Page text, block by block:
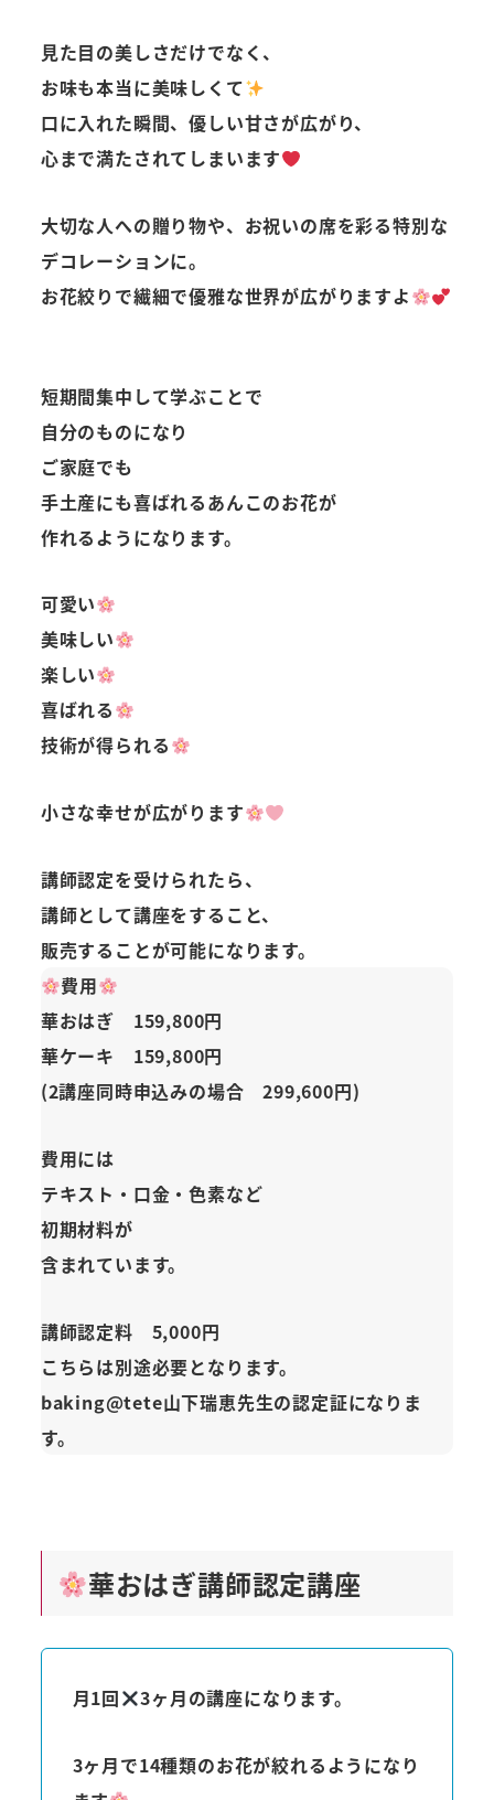
見た目の美しさだけでなく、
お味も本当に美味しくて
口に入れた瞬間、優しい甘さが広がり、
心まで満たされてしまいます
大切な人への贈り物や、お祝いの席を彩る特別な
デコレーションに。
お花絞りで繊細で優雅な世界が広がりますよ
短期間集中して学ぶことで
自分のものになり
ご家庭でも
手土産にも喜ばれるあんこのお花が
作れるようになります。
可愛い
美味しい
楽しい
喜ばれる
技術が得られる
小さな幸せが広がります
講師認定を受けられたら、
講師として講座をすること、
販売することが可能になります。
費用
華おはぎ 159,800円
華ケーキ 159,800円
(2講座同時申込みの場合 299,600円)
費用には
テキスト・口金・色素など
初期材料が
含まれています。
講師認定料 5,000円
こちらは別途必要となります。
baking@tete山下瑞恵先生の認定証になりま
す。
華おはぎ講師認定講座
月1回 3ヶ月の講座になります。
3ヶ月で14種類のお花が絞れるようになり